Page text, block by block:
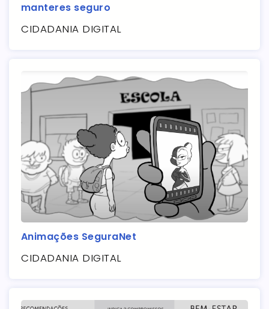
manteres seguro
CIDADANIA DIGITAL
Animações SeguraNet
CIDADANIA DIGITAL